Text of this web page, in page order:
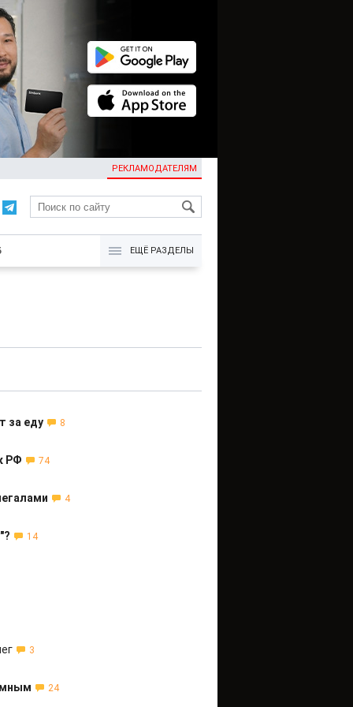
РЕКЛАМОДАТЕЛЯМ
KG
ЕЩЁ РАЗДЕЛЫ
за еду 8
РФ 74
4
14
3
24